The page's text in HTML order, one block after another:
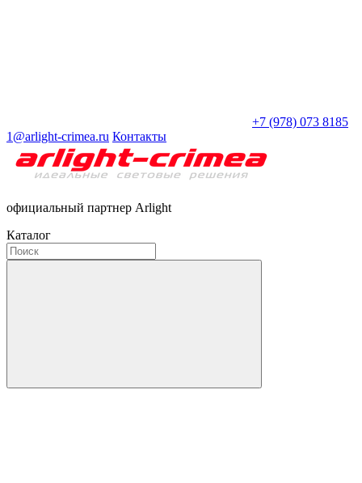
+7 (978) 073 8185
1@arlight-crimea.ru Контакты
официальный партнер Arlight
Каталог